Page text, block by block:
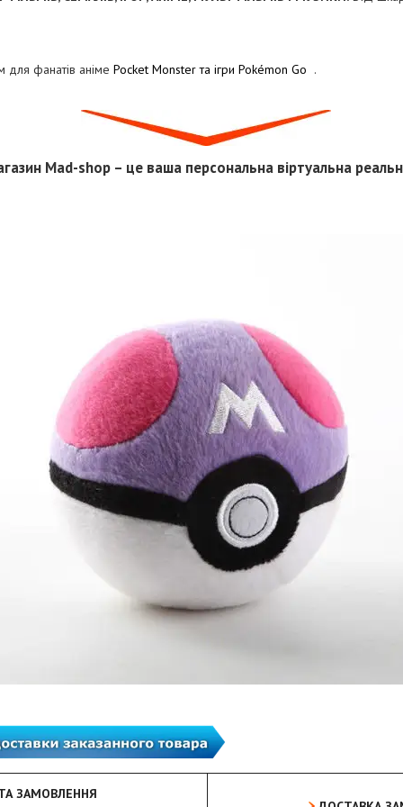
для фанатів аніме Pocket Monster та ігри Pokémon Go .
Mad-shop – це ваша персональна віртуальна
ЗАМОВЛЕННЯ